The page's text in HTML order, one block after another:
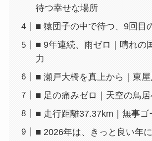
待つ幸せな場所
■ 猿団子の中で待つ、9回目
■ 9年連続、雨ゼロ｜晴れの
力
■ 瀬戸大橋を真上から｜東
■ 足の痛みゼロ｜天空の鳥
■ 走行距離37.37km｜無事ゴ
■ 2026年は、きっと良い年